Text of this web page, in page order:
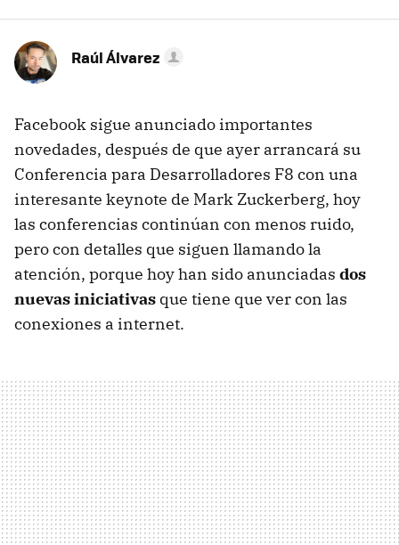
Raúl Álvarez
Facebook sigue anunciado importantes
novedades, después de que ayer arrancará su
Conferencia para Desarrolladores F8 con una
interesante keynote de Mark Zuckerberg, hoy
las conferencias continúan con menos ruido,
pero con detalles que siguen llamando la
atención, porque hoy han sido anunciadas dos
nuevas iniciativas que tiene que ver con las
conexiones a internet.